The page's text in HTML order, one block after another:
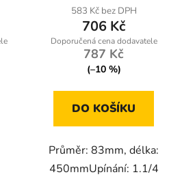
583 Kč bez DPH
706 Kč
787 Kč
(–10 %)
DO KOŠÍKU
Průměr: 83mm, délka:
450mmUpínání: 1.1/4